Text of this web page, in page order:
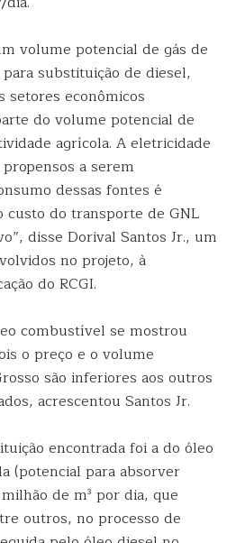
volume potencial de gás de
substituição de diesel,
setores econômicos
do volume potencial de
agrícola. A eletricidade
a serem
dessas fontes é
custo do transporte de GNL
disse Dorival Santos Jr., um
no projeto, à
do RCGI.
combustível se mostrou
o preço e o volume
são inferiores aos outros
acrescentou Santos Jr.
encontrada foi a do óleo
(potencial para absorver
de m³ por dia, que
outros, no processo de